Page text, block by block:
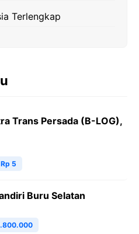
Terlengkap
Trans Persada (B-LOG),
Rp 5
Buru Selatan